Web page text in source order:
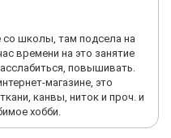
школы, там подсела на
времени на это занятие
повышивать.
магазине, это
канвы, ниток и проч. и
хобби.